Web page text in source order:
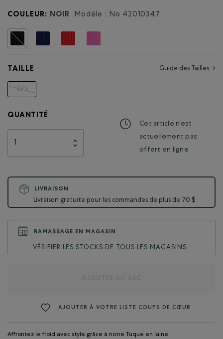
COULEUR: NOIR Modèle : No 42010347
TAILLE Guide des Tailles
O/S
QUANTITÉ
Cet article n’est
actuellement pas
offert en ligne
LIVRAISON
Livraison gratuite pour les commandes de plus de 70 $.
RAMASSAGE EN MAGASIN
VÉRIFIER LES STOCKS DE TOUS LES MAGASINS
AJOUTER À VOTRE LISTE COUPS DE CŒUR
Affrontez le froid avec style grâce à notre Tuque en laine